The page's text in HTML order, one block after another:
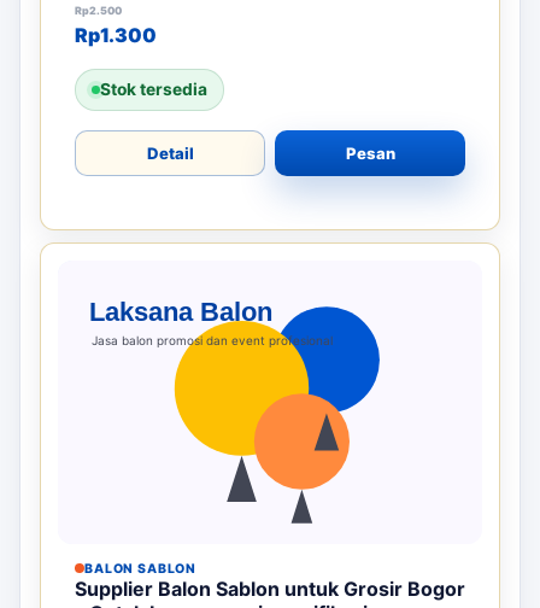
Rp2.500
Harga aslinya adalah: Rp2.500.
Rp1.300
Harga saat ini adalah: Rp1.300.
Stok tersedia
Detail Pesan
BALON SABLON
Supplier Balon Sablon untuk Grosir Bogor